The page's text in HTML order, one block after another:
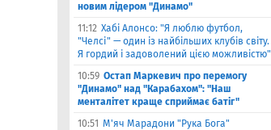
новим лідером "Динамо"
11:12 Хабі Алонсо: "Я люблю футбол,
"Челсі" — один із найбільших клубів світу.
Я гордий і задоволений цією можливістю"
10:59 Остап Маркевич про перемогу
"Динамо" над "Карабахом": "Наш
менталітет краще сприймає батіг"
10:51 М'яч Марадони "Рука Бога"